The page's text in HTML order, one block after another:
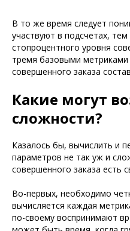
В то же время следует
участвуют в подсчетах,
стопроцентного уровня
тремя базовыми метриками
совершенного заказа
Какие могут
сложности?
Казалось бы, вычислить и
параметров не так уж и
совершенного заказа есть
Во-первых, необходимо
вычисляется каждая
по-своему воспринимают